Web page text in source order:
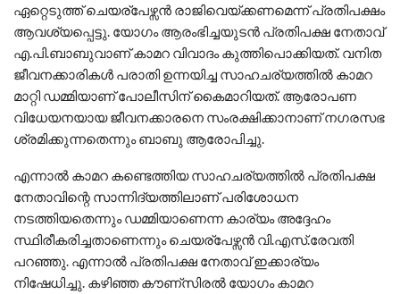
ഏറ്റെടുത്ത് ചെയര്പേ‍ഴ്സന്‍ രാജിവെയ്ക്കണമെന്ന് പ്രതിപക്ഷം
ആവശ്യപ്പെട്ടു. യോഗം ആരംഭിച്ചയുടന്‍ പ്രതിപക്ഷ നേതാവ്
എ.പി.ബാബുവാണ് കാമറ വിവാദം കുത്തിപൊക്കിയത്. വനിത
ജീവനക്കാരികള്‍ പരാതി ഉന്നയിച്ച സാഹചര്യത്തില്‍ കാമറ
മാറ്റി ഡമ്മിയാണ് പോലീസിന് കൈമാറിയത്. ആരോപണ
വിധേയനയായ ജീവനക്കാരനെ സംരക്ഷിക്കാനാണ് നഗരസഭ
ശ്രമിക്കുന്നതെന്നും ബാബു ആരോപിച്ചു.
എന്നാല്‍ കാമറ കണ്ടെത്തിയ സാഹചര്യത്തില്‍ പ്രതിപക്ഷ
നേതാവിന്റെ സാന്നിദ്യത്തിലാണ് പരിശോധന
നടത്തിയതെന്നും ഡമ്മിയാണെന്ന കാര്യം അദ്ദേഹം
സ്ഥിരീകരിച്ചതാണെന്നും ചെയര്പേഴ്സന്‍ വി.എസ്.രേവതി
പറഞ്ഞു. എന്നാല്‍ പ്രതിപക്ഷ നേതാവ് ഇക്കാര്യം
നിഷേധിച്ചു. കഴിഞ്ഞ കൗണ്സിരല്‍ യോഗം കാമറ